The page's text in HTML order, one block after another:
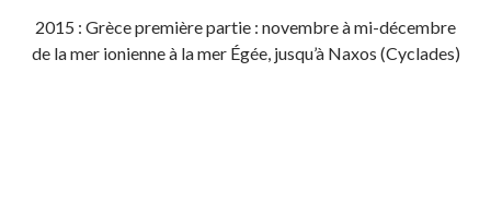
2015 : Grèce première partie : novembre à mi-décembre
de la mer ionienne à la mer Égée, jusqu’à Naxos (Cyclades)